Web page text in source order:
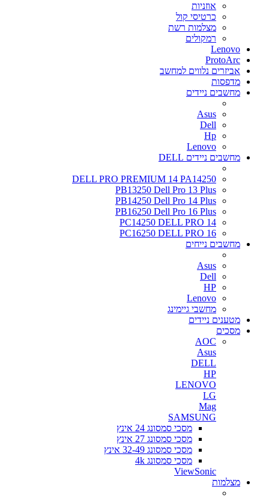
אוזניות
כרטיסי קול
מצלמות רשת
רמקולים
Lenovo
ProtoArc
אביזרים נלווים למחשב
מדפסות
מחשבים ניידים
Asus
Dell
Hp
Lenovo
מחשבים ניידים DELL
DELL PRO PREMIUM 14 PA14250
PB13250 Dell Pro 13 Plus
PB14250 Dell Pro 14 Plus
PB16250 Dell Pro 16 Plus
PC14250 DELL PRO 14
PC16250 DELL PRO 16
מחשבים נייחים
Asus
Dell
HP
Lenovo
מחשבי גיימינג
מטענים ניידים
מסכים
AOC
Asus
DELL
HP
LENOVO
LG
Mag
SAMSUNG
מסכי סמסונג 24 אינץ
מסכי סמסונג 27 אינץ
מסכי סמסונג 32-49 אינץ
מסכי סמסונג 4k
ViewSonic
מצלמות